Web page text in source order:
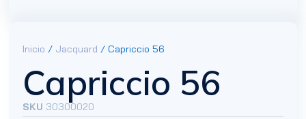
Inicio / Jacquard / Capriccio 56
Capriccio 56
SKU 30300020